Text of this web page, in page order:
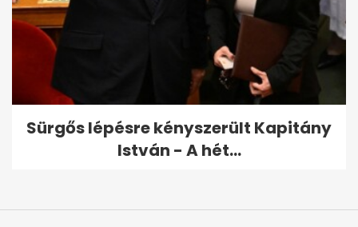
Sürgős lépésre kényszerült Kapitány
István - A hét...